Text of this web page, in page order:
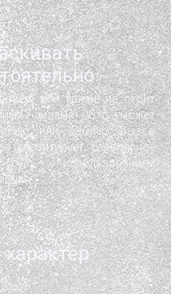
или грязи, не стоит
силами. Это может
или бампер. Вызов
гарантирует безопасное
с использованием